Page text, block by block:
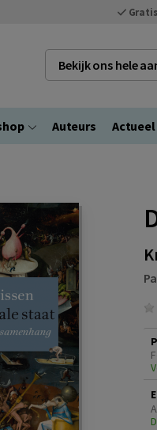
Bekijk ons hele
Auteurs Actueel